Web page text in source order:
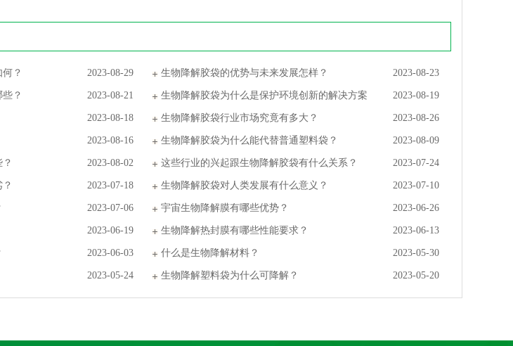
2023-08-29
？ 2023-08-23
生物降解胶袋的优势与未来发展怎样？
2023-08-21
？ 2023-08-19
生物降解胶袋为什么是保护环境创新的解决方案
2023-08-18 2023-08-26
生物降解胶袋行业市场究竟有多大？
2023-08-16 2023-08-09
生物降解胶袋为什么能代替普通塑料袋？
2023-08-02 2023-07-24
这些行业的兴起跟生物降解胶袋有什么关系？
2023-07-18 2023-07-10
生物降解胶袋对人类发展有什么意义？
2023-07-06 2023-06-26
宇宙生物降解膜有哪些优势？
2023-06-19 2023-06-13
生物降解热封膜有哪些性能要求？
2023-06-03 2023-05-30
什么是生物降解材料？
2023-05-24 2023-05-20
生物降解塑料袋为什么可降解？